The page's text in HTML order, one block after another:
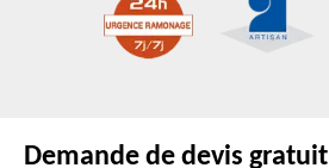
Demande de devis gratuit